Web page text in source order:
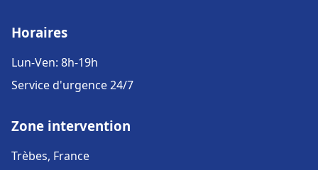
Horaires
Lun-Ven: 8h-19h
Service d'urgence 24/7
Zone intervention
Trèbes, France